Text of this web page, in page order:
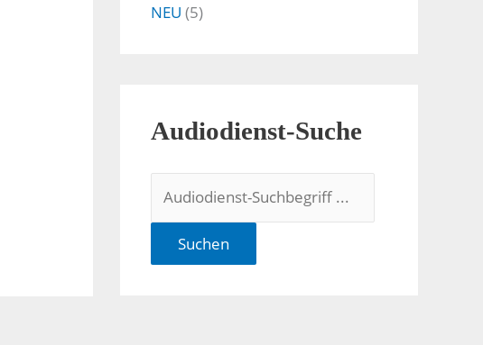
NEU (5)
Audiodienst-Suche
Suchen